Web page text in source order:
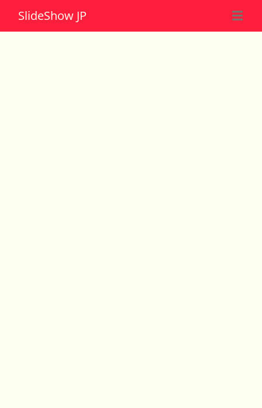
SlideShow JP ☰